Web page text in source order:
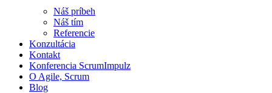
Náš príbeh
Náš tím
Referencie
Konzultácia
Kontakt
Konferencia ScrumImpulz
O Agile, Scrum
Blog